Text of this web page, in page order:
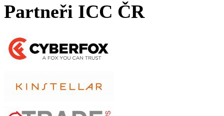
Partneři ICC ČR